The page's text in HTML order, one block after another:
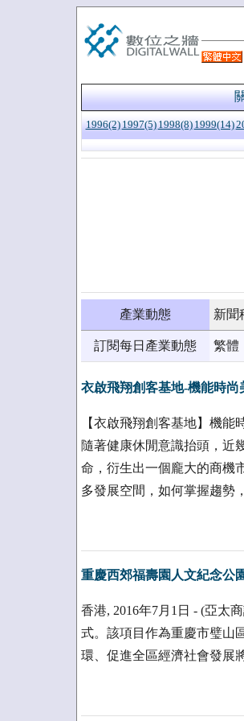
1996(2) 1997(5) 1998(8) 1999(14)
產業動態 新聞
訂閱每日產業動態 繁體
衣啟飛翔創客基地-機能時
【衣啟飛翔創客基地】機
隨著健康休閒意識抬頭，近
命，衍生出一個龐大的商機
多發展空間，如何掌握趨勢
重慶西郊福壽園人文紀念公
香港, 2016年7月1日 - (亞太
式。該項目作為重慶市璧山
環、促進全區經濟社會發展